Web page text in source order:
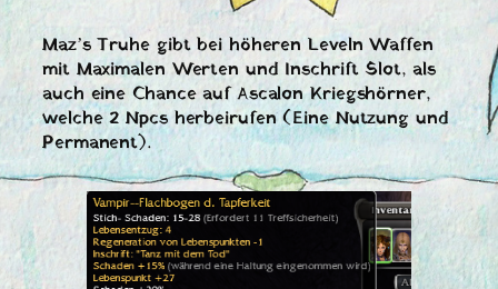
Maz’s Truhe gibt bei höheren Leveln Waffen
mit Maximalen Werten und Inschrift Slot, als
auch eine Chance auf Ascalon Kriegshörner,
welche 2 Npcs herbeirufen (Eine Nutzung und
Permanent).